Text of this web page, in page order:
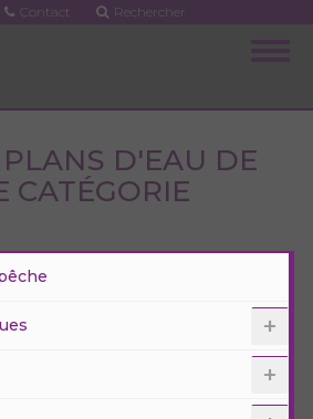
Contact Rechercher
PLANS D'EAU DE
CATÉGORIE